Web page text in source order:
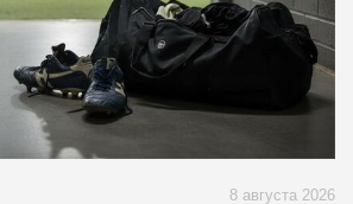
8 августа 2026